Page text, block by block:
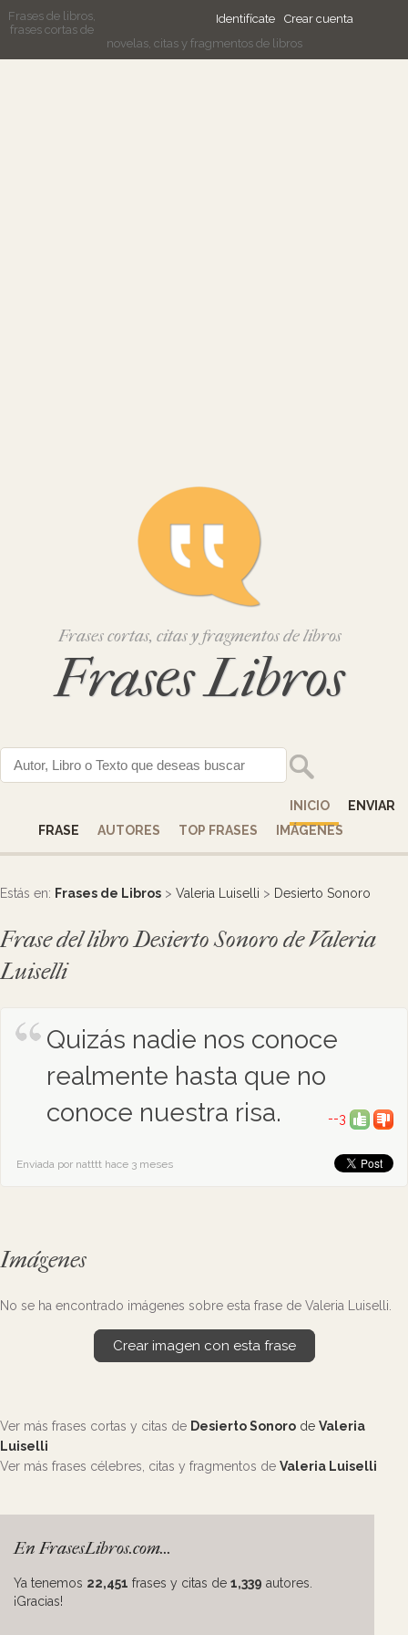
Identifícate Crear cuenta
Frases de libros,
frases cortas de
novelas, citas y fragmentos de libros
Frases cortas, citas y fragmentos de libros
Frases Libros
INICIO
ENVIAR
FRASE
AUTORES TOP FRASES IMÁGENES
Estás en: Frases de Libros > Valeria Luiselli > Desierto Sonoro
Frase del libro Desierto Sonoro de Valeria
Luiselli
Quizás nadie nos conoce
realmente hasta que no
conoce nuestra risa.
--3
Enviada por natttt hace 3 meses
Imágenes
No se ha encontrado imágenes sobre esta frase de Valeria Luiselli.
Crear imagen con esta frase
Ver más frases cortas y citas de Desierto Sonoro de Valeria
Luiselli
Ver más frases célebres, citas y fragmentos de Valeria Luiselli
En FrasesLibros.com...
Ya tenemos 22,451 frases y citas de 1,339 autores.
¡Gracias!